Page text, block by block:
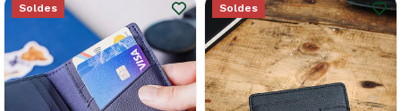
Soldes Soldes